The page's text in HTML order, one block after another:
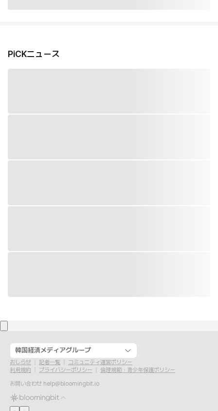
PiCKニュース
韓国経済メディアグループ
おしらせ 記者一覧
コミュニティ運営ポリシー
利用規約
プライバシーポリシー
倫理規範・青少年保護ポリシー
お問い合わせ help@bloomingbit.io